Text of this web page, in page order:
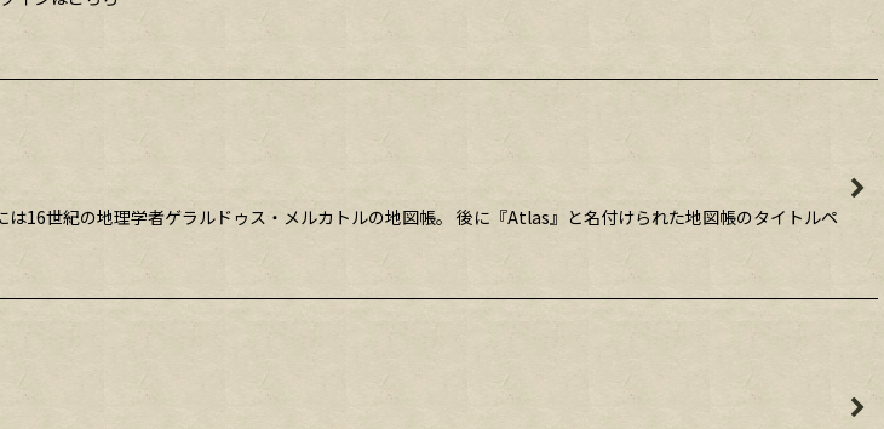
16世紀の地理学者ゲラルドゥス・メルカトルの地図帳。 後に『Atlas』と名付けられた地図帳のタイトルペ